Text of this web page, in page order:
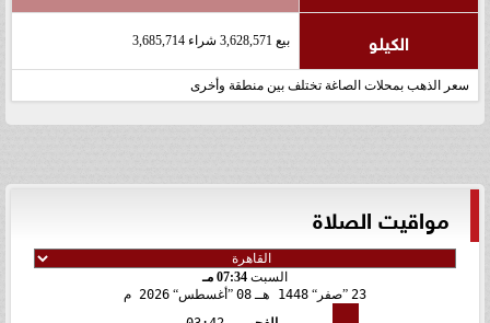
الكيلو بيع 3,628,571 شراء 3,685,714
سعر الذهب بمحلات الصاغة تختلف بين منطقة وأخرى
مواقيت الصلاة
السبت 07:34 مـ
23
صفر 1448 هـ 08 أغسطس 2026 م